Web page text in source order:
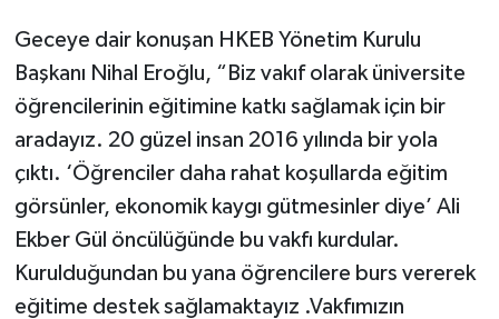
Geceye dair konuşan HKEB Yönetim Kurulu
Başkanı Nihal Eroğlu, “Biz vakıf olarak üniversite
öğrencilerinin eğitimine katkı sağlamak için bir
aradayız. 20 güzel insan 2016 yılında bir yola
çıktı. ‘Öğrenciler daha rahat koşullarda eğitim
görsünler, ekonomik kaygı gütmesinler diye’ Ali
Ekber Gül öncülüğünde bu vakfı kurdular.
Kurulduğundan bu yana öğrencilere burs vererek
eğitime destek sağlamaktayız .Vakfımızın